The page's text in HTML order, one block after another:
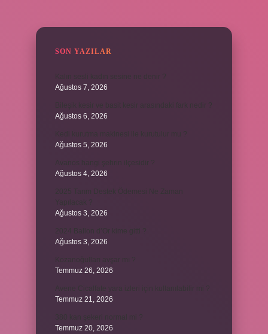
SON YAZILAR
Ağustos 7, 2026
Ağustos 6, 2026
Ağustos 5, 2026
Ağustos 4, 2026
Ağustos 3, 2026
Ağustos 3, 2026
Temmuz 26, 2026
Temmuz 21, 2026
Temmuz 20, 2026